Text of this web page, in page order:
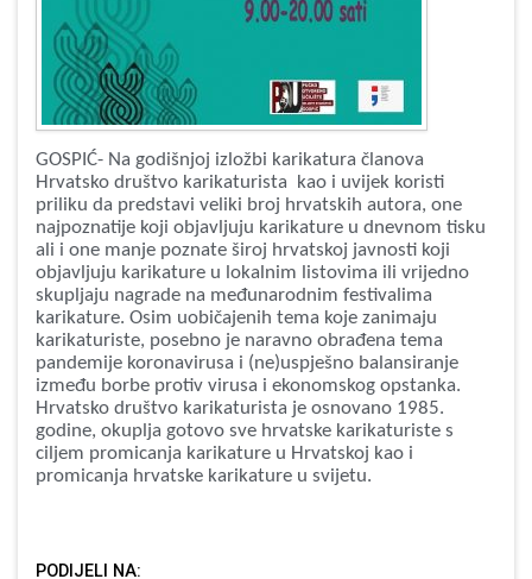
GOSPIĆ- Na godišnjoj izložbi karikatura članova
Hrvatsko društvo karikaturista kao i uvijek koristi
priliku da predstavi veliki broj hrvatskih autora, one
najpoznatije koji objavljuju karikature u dnevnom tisku
ali i one manje poznate široj hrvatskoj javnosti koji
objavljuju karikature u lokalnim listovima ili vrijedno
skupljaju nagrade na međunarodnim festivalima
karikature. Osim uobičajenih tema koje zanimaju
karikaturiste, posebno je naravno obrađena tema
pandemije koronavirusa i (ne)uspješno balansiranje
između borbe protiv virusa i ekonomskog opstanka.
Hrvatsko društvo karikaturista je osnovano 1985.
godine, okuplja gotovo sve hrvatske karikaturiste s
ciljem promicanja karikature u Hrvatskoj kao i
promicanja hrvatske karikature u svijetu.
PODIJELI NA: